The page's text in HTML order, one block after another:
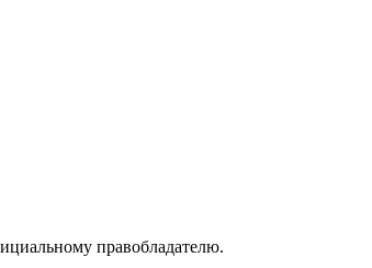
правобладателю.